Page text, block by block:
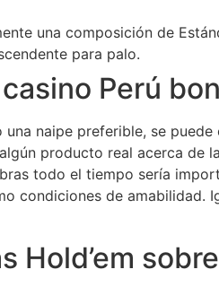
una composición de
para palo.
Perú
naipe preferible, se
producto real acerca de
todo el tiempo serí­a
condiciones de amabilidad.
Hold’em